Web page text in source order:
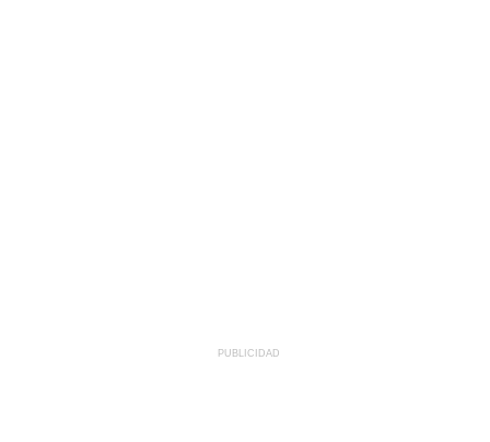
PUBLICIDAD